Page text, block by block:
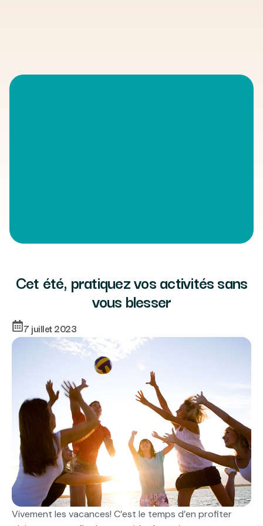
Cet été, pratiquez vos activités sans
vous blesser
7 juillet 2023
Vivement les vacances! C’est le temps d’en profiter